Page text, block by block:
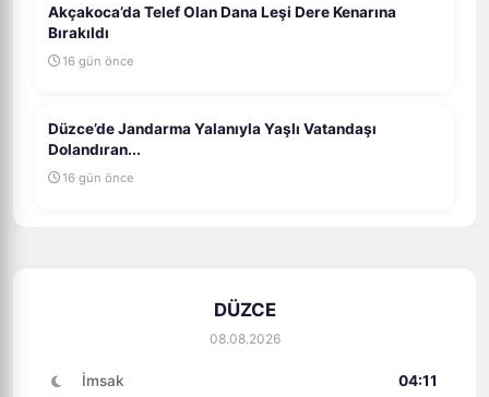
Akçakoca’da Telef Olan Dana Leşi Dere Kenarına
Bırakıldı
16 gün önce
Düzce’de Jandarma Yalanıyla Yaşlı Vatandaşı
Dolandıran...
16 gün önce
DÜZCE
08.08.2026
İmsak 04:11